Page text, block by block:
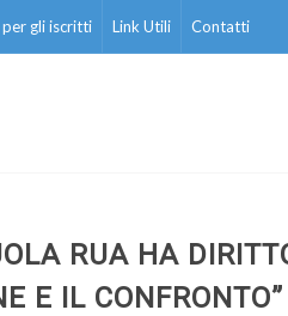
per gli iscritti Link Utili Contatti
RUA HA
E IL CONFRONTO”